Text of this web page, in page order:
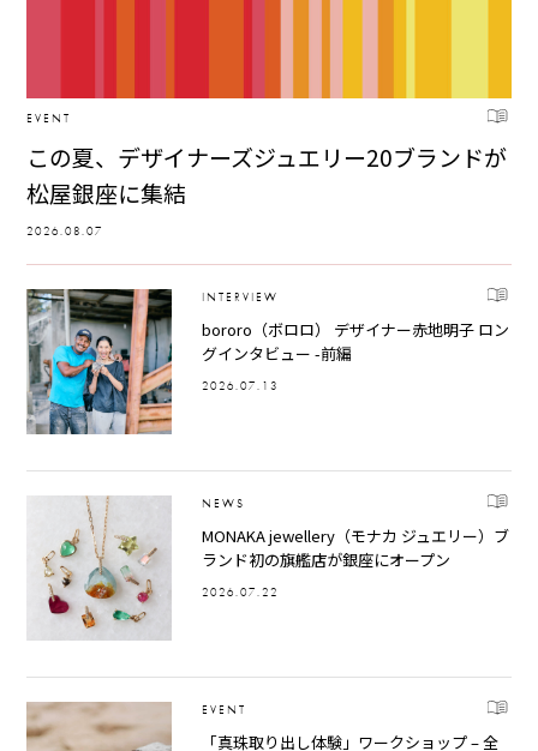
EVENT
この夏、デザイナーズジュエリー20ブランドが
松屋銀座に集結
2026.08.07
INTERVIEW
bororo（ボロロ） デザイナー赤地明子 ロン
グインタビュー -前編
2026.07.13
NEWS
MONAKA jewellery（モナカ ジュエリー）ブ
ランド初の旗艦店が銀座にオープン
2026.07.22
EVENT
「真珠取り出し体験」ワークショップ – 全